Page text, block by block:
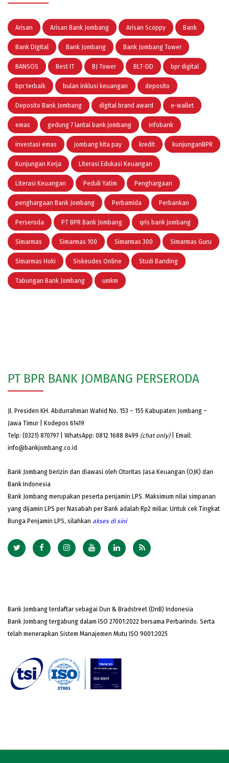
Arisan Arisan Bank Jombang Arisan Scoppy Bank
Bank Digital Bank Jombang Bank Jombang Tower
BANSOS Best IT BJ Tower BLT-DD bpr digital
bpr terbaik bulan inklusi keuangan deposito
Deposito Bank Jombang digital brand award e-wallet
emas gedung 7 lantai bank jombang infobank
investasi emas jombang kita pay kredit kunjunganBPR
Kunjungan Kerja Literasi Edukasi Keuangan
Literasi Keuangan Peduli Yatim Penghargaan
penghargaan Bank Jombang Perbamida Perbankan
Perseroda PT BPR Bank Jombang qris bank jombang
Simarmas Simarmas 100 Simarmas 300 Simarmas Guru
Simarmas Hoki Siskeudes Online Studi Banding
Tabungan Bank Jombang umkm
PT BPR BANK JOMBANG PERSERODA
Jl. Presiden KH. Abdurrahman Wahid No. 153 – 155 Kabupaten Jombang –
Jawa Timur | Kodepos 61419
Telp: (0321) 870797 | WhatsApp: 0812 1688 8499 (chat only)| Email:
info@bankjombang.co.id
Bank Jombang berizin dan diawasi oleh Otoritas Jasa Keuangan (OJK) dan
Bank Indonesia
Bank Jombang merupakan peserta penjamin LPS. Maksimum nilai simpanan
yang dijamin LPS per Nasabah per Bank adalah Rp2 miliar. Untuk cek Tingkat
Bunga Penjamin LPS, silahkan akses di sini
Bank Jombang terdaftar sebagai Dun & Bradstreet (DnB) Indonesia
Bank Jombang tergabung dalam ISO 27001:2022 bersama Perbarindo. Serta
telah menerapkan Sistem Manajemen Mutu ISO 9001:2025